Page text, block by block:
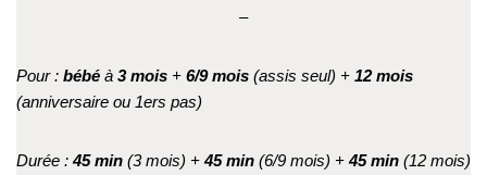
–
Pour : bébé à 3 mois + 6/9 mois (assis seul) + 12 mois
(anniversaire ou 1ers pas)
Durée :45 min (3 mois) +45 min (6/9 mois) +45 min (12 mois)